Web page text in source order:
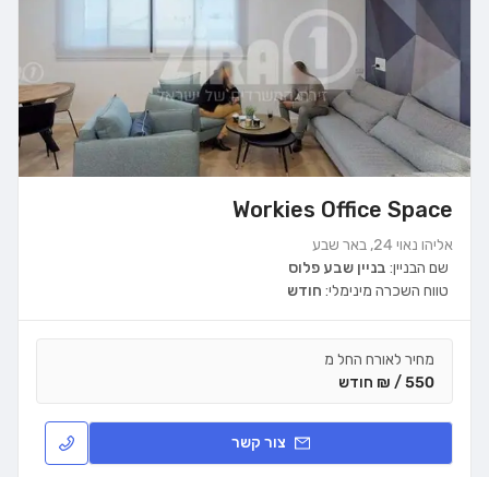
Workies Office Space
אליהו נאוי 24, באר שבע
שם הבניין: בניין שבע פלוס
טווח השכרה מינימלי: חודש
מחיר לאורח החל מ
550 / ₪ חודש
צור קשר